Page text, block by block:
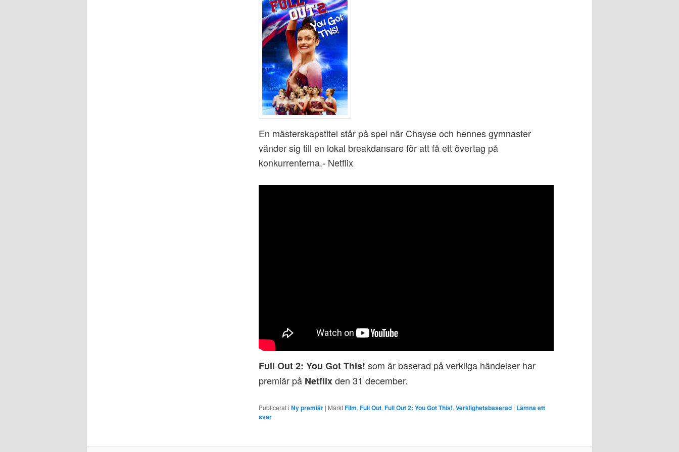
En mästerskapstitel står på spel när Chayse och hennes gymnaster
vänder sig till en lokal breakdansare för att få ett övertag på
konkurrenterna.- Netflix
Full Out 2: You Got This! som är baserad på verkliga händelser har
premiär på Netflixden 31 december.
Publicerat i Ny premiär | MärktFilm, Full Out, Full Out 2: You Got This!, Verklighetsbaserad | Lämna ett
svar